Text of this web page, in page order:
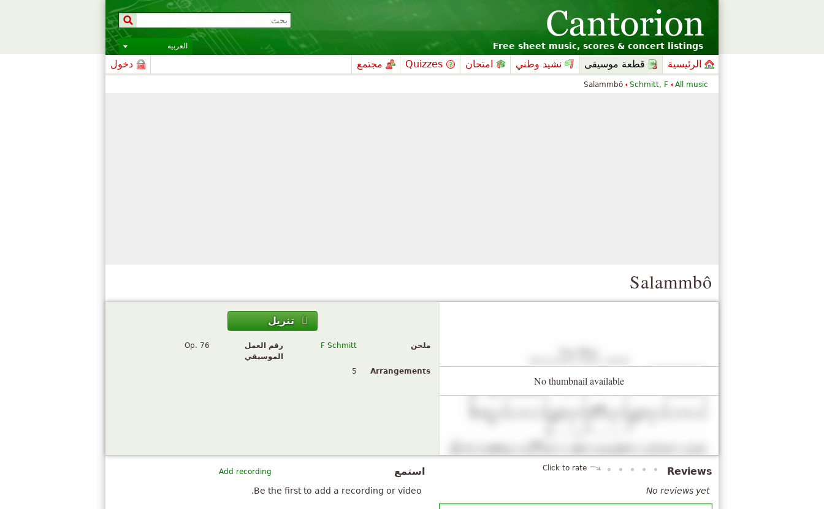
Free sheet music, scores & concert listings العربية
الرئيسية قطعة موسيقى نشيد وطني امتحان Quizzes مجتمع دخول
Salammbô
No thumbnail available
تنزيل
ملحن F Schmitt
رقم العمل
الموسيقي
Op. 76
Arrangements
5
Add recording استمع
Be the first to add a recording or video.
Reviews
Click to rate
No reviews yet
All music
Schmitt, F
Salammbô